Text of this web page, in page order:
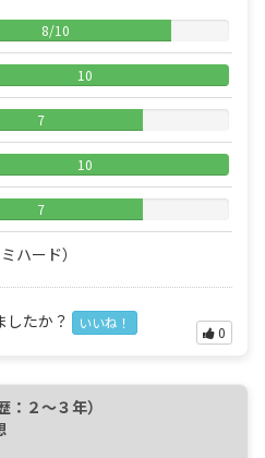
8/10
10
7
10
7
ハード）
したか？ いいね！
0
：２～３年）